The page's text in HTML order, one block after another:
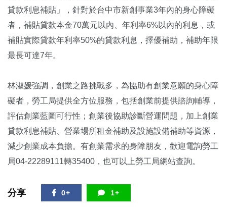
貸款利息補貼」，針對於台中市新創事業3年內的身心障礙
者，補貼貸款本金70萬元以內、年利率6%以內的利息，或
補貼實際貸款年利率50%的貸款利息，擇優補助，補助年限
最長可達7年。
林淑媛強調，創業之路挑戰多，為協助有創業意願的身心障
礙者，勞工局提供全方位服務，包括創業前提供諮詢輔導，
評估創業藍圖可行性；創業後協助診斷營運問題，加上創業
貸款利息補貼、營業場所租金補助及設施設備補助等資源，
減少創業成本負擔。有創業需求的身障朋友，歡迎電詢勞工
局04-22289111轉35400，也可以上勞工局網站查詢。
分享 0+ 1+